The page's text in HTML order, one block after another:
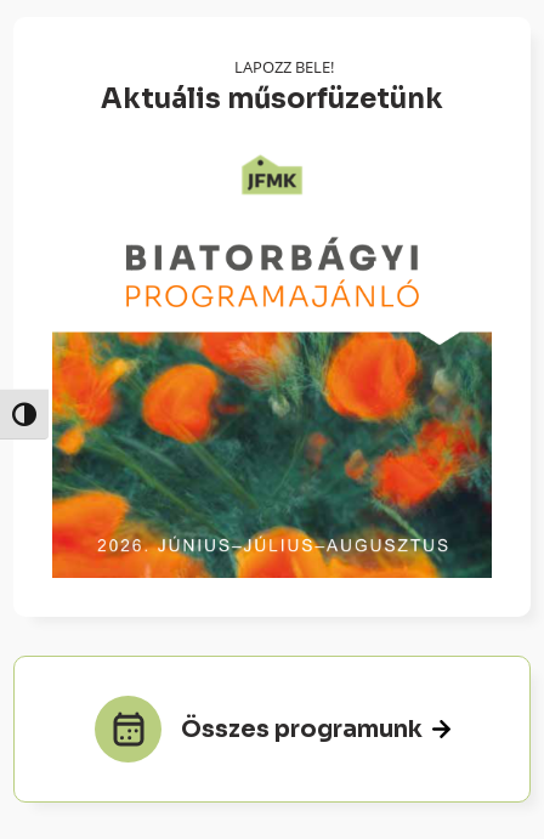
Nagy kontraszt váltása
LAPOZZ BELE!
Aktuális műsorfüzetünk
Összes programunk